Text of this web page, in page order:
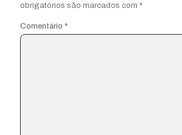
obrigatórios são marcados com *
Comentário *